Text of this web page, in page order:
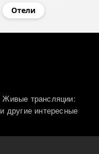
Отели
трансляции:
другие интересные